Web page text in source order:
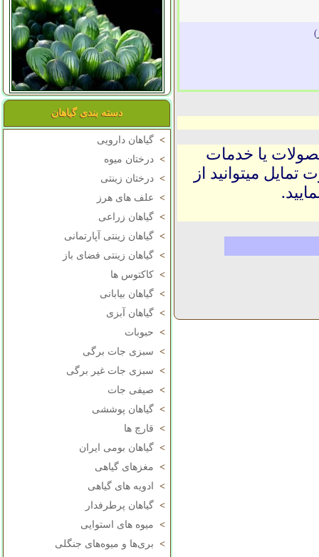
دسته بندی گیاهان
> گیاهان دارویی
> درختان میوه
> درختان زینتی
> علف های هرز
> گیاهان زراعی
> گیاهان زینتی آپارتمانی
> گیاهان زینتی فضای باز
> کاکتوس ها
> گیاهان بیابانی
> گیاهان آبزی
> حبوبات
> سبزی جات برگی
> سبزی جات غیر برگی
> صیفی جات
> گیاهان پوششی
> قارچ ها
> گیاهان بومی ایران
> مغزهای گیاهی
>
ادویه های گیاهی
> گیاهان پرطرفدار
> میوه های استوایی
> بری‌ها و میوه‌های جنگلی
)
یا خدمات
میتوانید از